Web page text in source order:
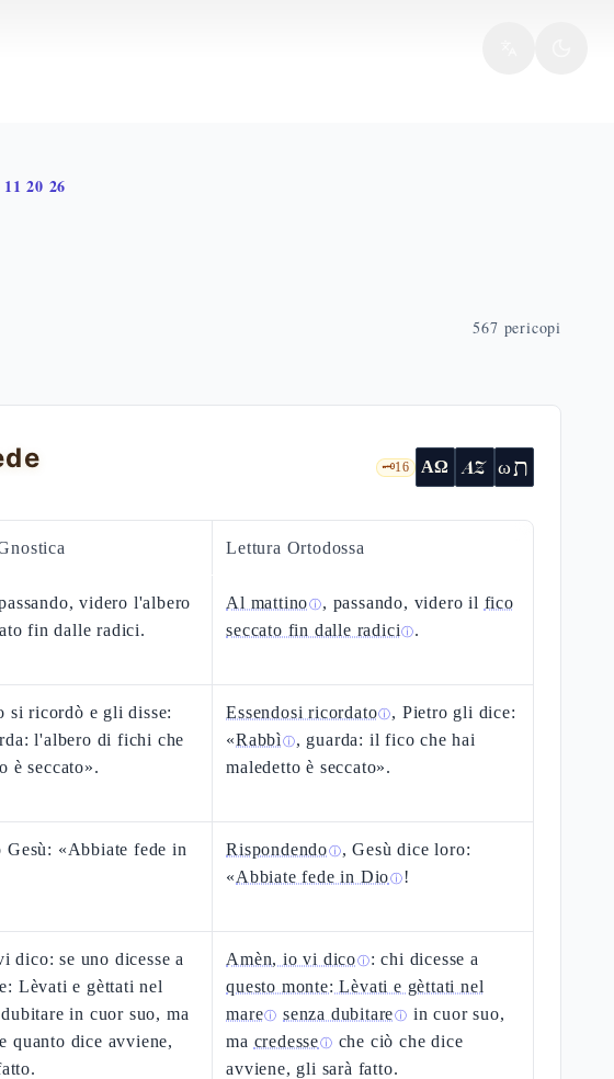
20 26
567 pericopi
🗝️16 ΑΩ AZ ωת
Lettura Ortodossa
videro l'albero
fin dalle radici.
Al mattinoⓘ, passando, videro il fico
seccato fin dalle radici ⓘ.
si ricordò e gli disse:
l'albero di fichi che
è seccato».
Essendosi ricordatoⓘ, Pietro gli dice:
«Rabbìⓘ, guarda: il fico che hai
maledetto è seccato».
Gesù: «Abbiate fede in
Rispondendoⓘ, Gesù dice loro:
«Abbiate fede in Dioⓘ!
dico: se uno dicesse a
Lèvati e gèttati nel
in cuor suo, ma
quanto dice avviene,
Amèn, io vi dicoⓘ: chi dicesse a
questo monte: Lèvati e gèttati nel
mareⓘ senza dubitareⓘ in cuor suo,
ma credesseⓘ che ciò che dice
avviene, gli sarà fatto.